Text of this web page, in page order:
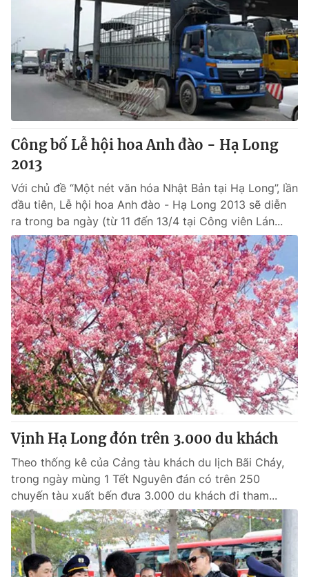
Công bố Lễ hội hoa Anh đào - Hạ Long
2013
Với chủ đề “Một nét văn hóa Nhật Bản tại Hạ Long”, lần
đầu tiên, Lễ hội hoa Anh đào - Hạ Long 2013 sẽ diễn
ra trong ba ngày (từ 11 đến 13/4 tại Công viên Lán...
Vịnh Hạ Long đón trên 3.000 du khách
Theo thống kê của Cảng tàu khách du lịch Bãi Cháy,
trong ngày mùng 1 Tết Nguyên đán có trên 250
chuyến tàu xuất bến đưa 3.000 du khách đi tham...